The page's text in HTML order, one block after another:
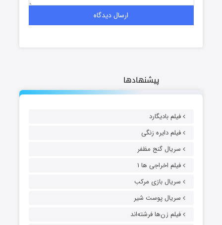
پیشنهادها
فیلم بادیگارد
فیلم دایره زنگی
سریال گنج مظفر
فیلم اخراجی ها ۱
سریال بازی مرکب
سریال پوست شیر
فیلم زن‌ها فرشته‌اند